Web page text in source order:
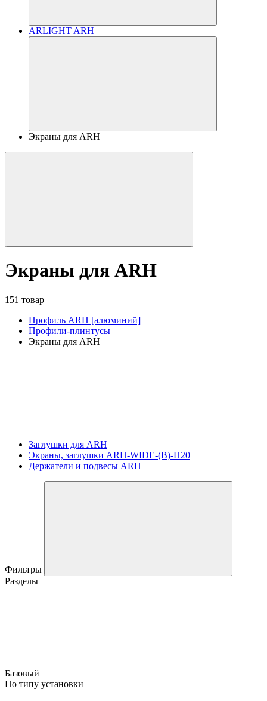
ARLIGHT ARH
Экраны для ARH
Экраны для ARH
151 товар
Профиль ARH [алюминий]
Профили-плинтусы
Экраны для ARH
Заглушки для ARH
Экраны, заглушки ARH-WIDE-(B)-H20
Держатели и подвесы ARH
Фильтры
Разделы
Базовый
По типу установки